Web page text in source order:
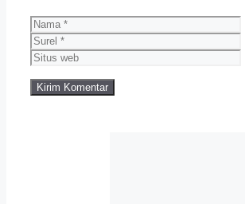
Nama
Surel
Situs
web